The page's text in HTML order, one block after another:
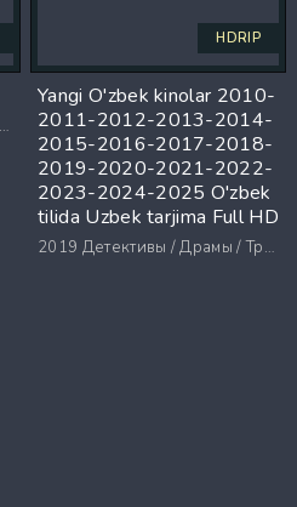
HDRIP
Yangi O'zbek kinolar 2010-
2011-2012-2013-2014-
2015-2016-2017-2018-
2019-2020-2021-2022-
2023-2024-2025 O'zbek
tilida Uzbek tarjima Full HD
2019 Детективы / Драмы / Триллеры / Ужасы